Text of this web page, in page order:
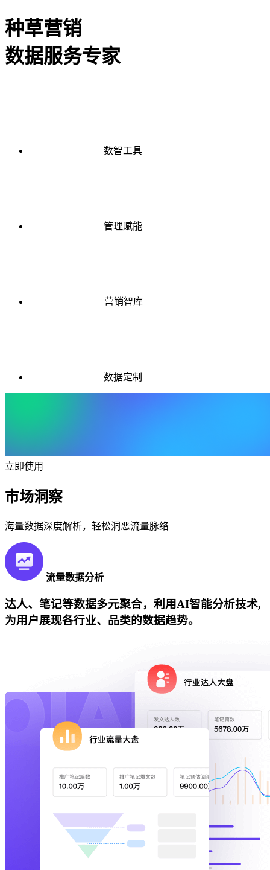
种草营销
数据服务专家
数智工具
管理赋能
营销智库
数据定制
立即使用
市场洞察
海量数据深度解析，轻松洞恶流量脉络
流量数据分析
达人、笔记等数据多元聚合，利用AI智能分析技术,
为用户展现各行业、品类的数据趋势。